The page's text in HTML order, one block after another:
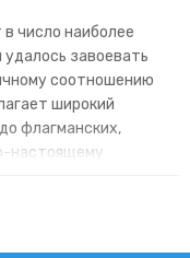
число наиболее
завоевать
соотношению
широкий
флагманских,
настоящему